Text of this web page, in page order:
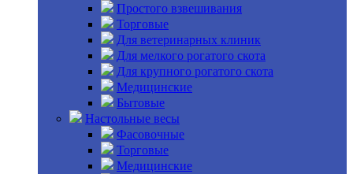
Простого взвешивания
Торговые
Для ветеринарных клиник
Для мелкого рогатого скота
Для крупного рогатого скота
Медицинские
Бытовые
Настольные весы
Фасовочные
Торговые
Медицинские